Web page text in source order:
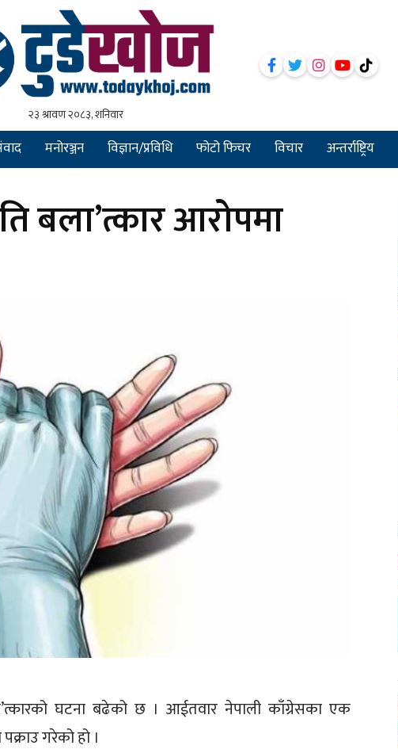
मनोरञ्जन विज्ञान/प्रविधि फोटो फिचर विचार अन्तर्राष्ट्रिय
बला’त्कार आरोपमा
घटना बढेको छ । आईतवार नेपाली काँग्रेसका एक
गरेको हो ।